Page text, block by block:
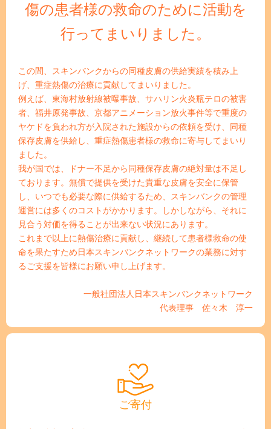
傷の患者様の救命のために活動を
行ってまいりました。
この間、スキンバンクからの同種皮膚の供給実績を積み上
げ、重症熱傷の治療に貢献してまいりました。
例えば、東海村放射線被曝事故、サハリン火炎瓶テロの被害
者、福井原発事故、京都アニメーション放火事件等で重度の
ヤケドを負われ方が入院された施設からの依頼を受け、同種
保存皮膚を供給し、重症熱傷患者様の救命に寄与してまいり
ました。
我が国では、ドナー不足から同種保存皮膚の絶対量は不足し
ております。無償で提供を受けた貴重な皮膚を安全に保管
し、いつでも必要な際に供給するため、スキンバンクの管理
運営には多くのコストがかかります。しかしながら、それに
見合う対価を得ることが出来ない状況にあります。
これまで以上に熱傷治療に貢献し、継続して患者様救命の使
命を果たすため日本スキンバンクネットワークの業務に対す
るご支援を皆様にお願い申し上げます。
一般社団法人日本スキンバンクネットワーク
代表理事 佐々木 淳一
ご寄付